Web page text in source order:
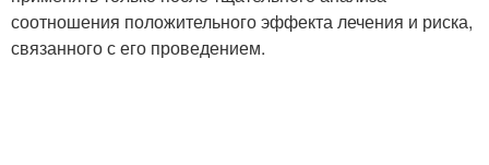
соотношения положительного эффекта лечения и риска,
связанного с его проведением.